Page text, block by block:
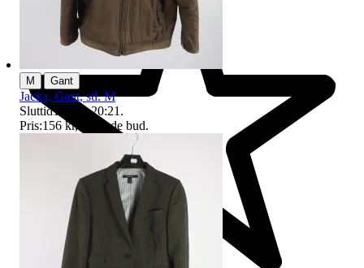
M Gant
Jacka, Gant, stl. M
Sluttid10 aug 20:21 .
Pris:156 kr, Ledande bud.